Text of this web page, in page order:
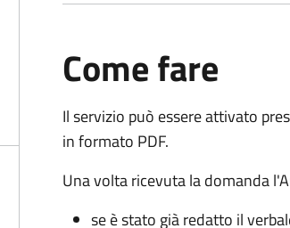
Come fare
Il servizio può essere attivato
in formato PDF.
Una volta ricevuta la domanda
se è stato già redatto il